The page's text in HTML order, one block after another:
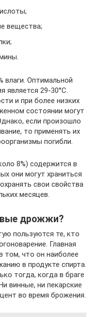
вещества;
влаги. Оптимальной
является 29-30°C.
и при более низких
состоянии могут
если произошло
то применять их
погибли.
8%) содержится в
они могут храниться
свои свойства
месяцев.
дрожжи?
пользуются те, кто
Главная
том, что он наиболее
в продукте спирта.
тогда, когда в браге
винные, ни пекарские
во время брожения.